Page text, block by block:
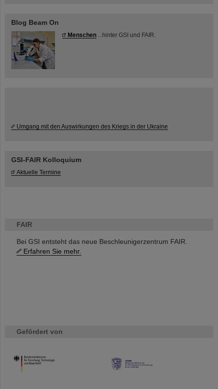
FAIR
Bei GSI entsteht das neue Beschleunigerzentrum FAIR.
Erfahren Sie mehr.
Gefördert von
HMWK
Blog Beam On
Menschen ...hinter GSI und FAIR.
Umgang mit den Auswirkungen des Kriegs in der Ukraine
GSI-FAIR Kolloquium
Aktuelle Termine